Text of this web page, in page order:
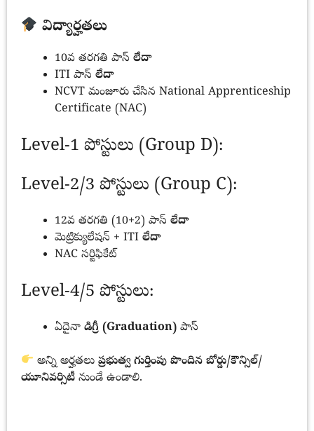
విద్యార్హతలు
10వ తరగతి పాస్ లేదా
ITI పాస్ లేదా
NCVT మంజూరు చేసిన National Apprenticeship
Certificate (NAC)
Level-1 పోస్టులు (Group D):
Level-2/3 పోస్టులు (Group C):
12వ తరగతి (10+2) పాస్ లేదా
మెట్రిక్యులేషన్ + ITI లేదా
NAC సర్టిఫికేట్
Level-4/5 పోస్టులు:
ఏదైనా డిగ్రీ (Graduation) పాస్
అన్ని అర్హతలుప్రభుత్వ గుర్తింపు పొందిన బోర్డు/కౌన్సిల్/
యూనివర్సిటీ నుండే ఉండాలి.